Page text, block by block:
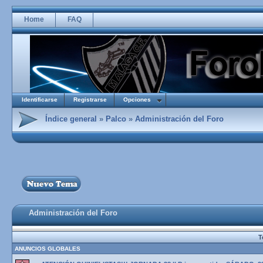
Home FAQ
Identificarse Registrarse Opciones
Índice general » Palco » Administración del Foro
Administración del Foro
ANUNCIOS GLOBALES